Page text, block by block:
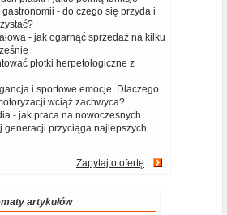
- do czego się przyda i
- jak ogarnąć sprzedaż na kilku
płotki herpetologiczne z
i sportowe emocje. Dlaczego
wciąż zachwyca?
- jak praca na nowoczesnych
generacji przyciąga najlepszych
Zapytaj o ofertę
artykułów